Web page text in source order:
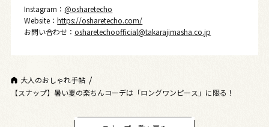
Instagram：@osharetecho
Website：https://osharetecho.com/
お問い合わせ：osharetechoofficial@takarajimasha.co.jp
大人のおしゃれ手帖
【スナップ】暑い夏の楽ちんコーデは「ロングワンピース」に限る！